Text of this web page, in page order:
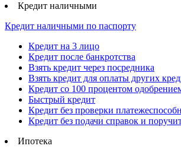
Кредит наличными
Кредит наличными по паспорту
Кредит на 3 лицо
Кредит после банкротства
Взять кредит через посредника
Взять кредит для оплаты других
Кредит со 100 процентом
Быстрый кредит
Кредит без проверки
Кредит без подачи справок и
Ипотека